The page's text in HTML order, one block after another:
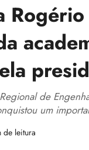
de
um
leitura